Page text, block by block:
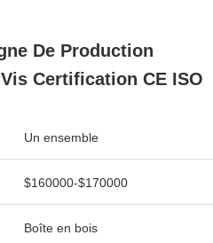
De Production
Certification CE ISO
Un ensemble
$160000-$170000
Boîte en bois